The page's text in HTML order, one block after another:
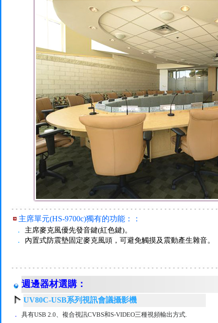
主席單元(HS-9700c)獨有的功能：：
．
．
主席麥克風優先發音鍵(紅色鍵)。
內置式防震墊固定麥克風頭，可避免觸摸及震動產生雜音。